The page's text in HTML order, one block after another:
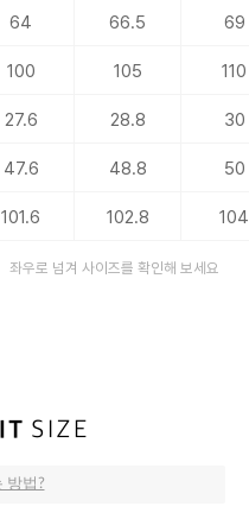
64 66.5 69
100 105 110
27.6 28.8 30
47.6 48.8 50
101.6 102.8 104
좌우로 넘겨 사이즈를 확인해 보세요